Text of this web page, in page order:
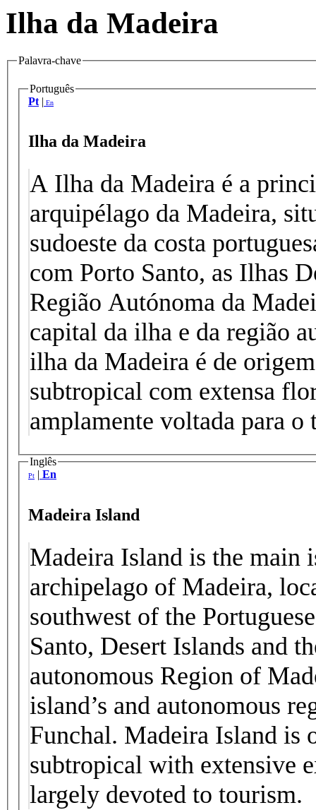
Ilha da Madeira
Palavra-chave
Português
Pt | En
Ilha da Madeira
A Ilha da Madeira é a
arquipélago da Madeira,
sudoeste da costa
com Porto Santo, as Ilhas
Região Autónoma da
capital da ilha e da região
ilha da Madeira é de
subtropical com extensa
amplamente voltada para o
Inglês
Pt | En
Madeira Island
Madeira Island is the main
archipelago of Madeira,
southwest of the
Santo, Desert Islands and
autonomous Region of
island’s and autonomous
Funchal. Madeira Island
subtropical with extensive
largely devoted to tourism.